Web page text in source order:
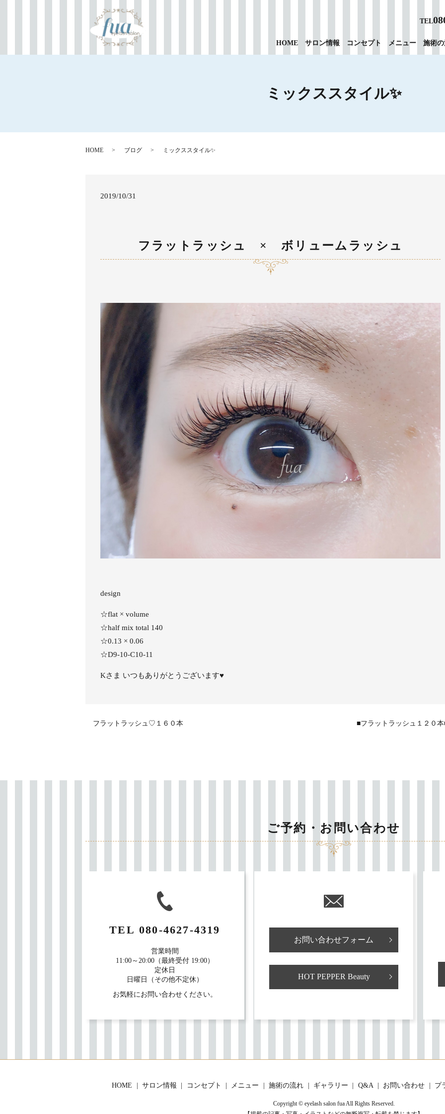
HOME サロン情報 コンセプト メニュー 施術
TEL
ミックススタイル✨
HOME ブログ ミックススタイル✨
2019/10/31
フラットラッシュ × ボリュームラッシュ
design
☆flat × volume
☆half mix total 140
☆0.13 × 0.06
☆D9-10-C10-11
Kさま いつもありがとうございます♥
フラットラッシュ♡１６０本 ■フラットラッシュ１２０
ご予約・お問い合わせ
TEL080-4627-4319
営業時間
11:00～20:00（最終受付 19:00）
定休日
日曜日（その他不定休）
お気軽にお問い合わせください。
お問い合わせフォーム
HOT PEPPER Beauty
HOME サロン情報 コンセプト メニュー 施術の流れ ギャラリー Q&A お問い合わせ プ
Copyright © eyelash salon fua All Rights Reserved.